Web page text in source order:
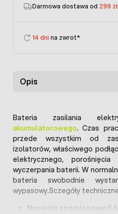
Darmowa dostawa od 299 zł
14 dni na zwrot*
Opis
Bateria zasilania
akumulatorowego. Czas
przede wszystkim od
izolatorów, właściwego
elektrycznego,
wyczerpania baterii. W
bateria swobodnie
wypasowy.Sczegóły
Napięcie znamionowe: